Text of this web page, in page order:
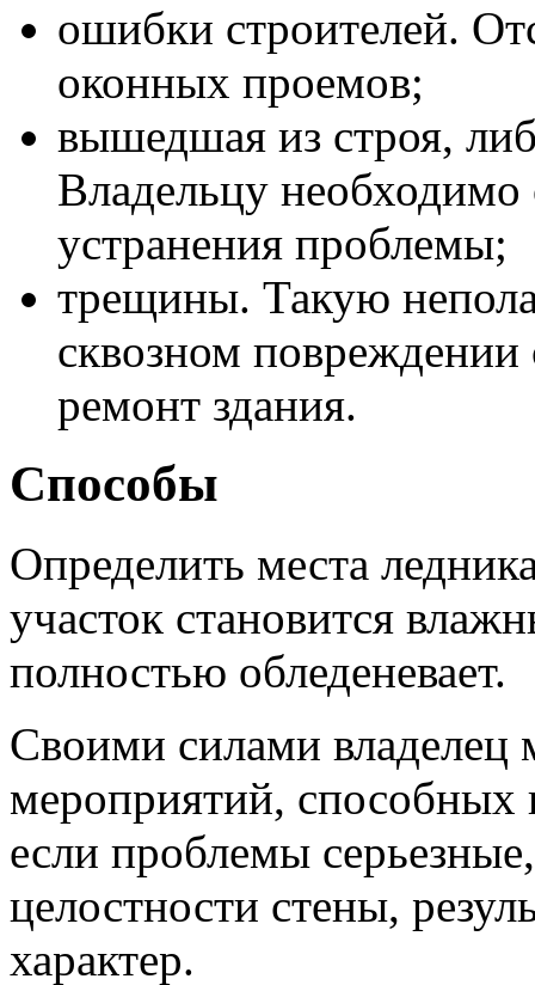
ошибки строителей.
оконных проемов;
вышедшая из строя,
Владельцу
устранения проблемы;
трещины. Такую
сквозном повреждении
ремонт здания.
Способы
Определить места
участок становится
полностью обледеневает.
Своими силами владелец
мероприятий, способных
если проблемы
целостности стены,
характер.